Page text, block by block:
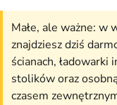
Małe, ale ważne: w
znajdziesz dziś
ścianach,
stolików oraz
czasem